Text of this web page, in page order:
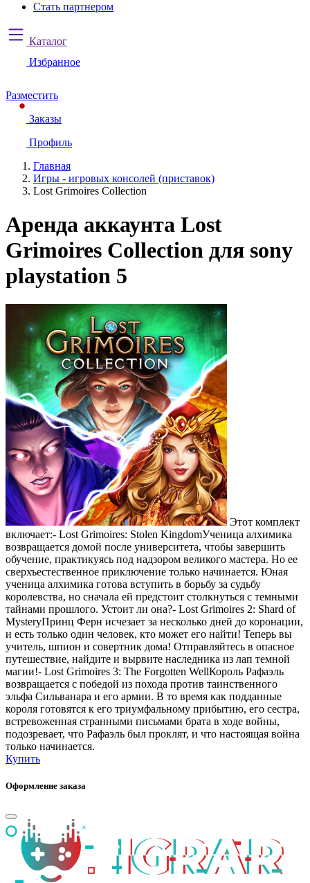
Стать партнером
Каталог
Избранное
Разместить
Заказы
Профиль
Главная
Игры - игровых консолей (приставок)
Lost Grimoires Collection
Аренда аккаунта Lost
Grimoires Collection для sony
playstation 5
Этот комплект
включает:- Lost Grimoires: Stolen KingdomУченица алхимика
возвращается домой после университета, чтобы завершить
обучение, практикуясь под надзором великого мастера. Но ее
сверхъестественное приключение только начинается. Юная
ученица алхимика готова вступить в борьбу за судьбу
королевства, но сначала ей предстоит столкнуться с темными
тайнами прошлого. Устоит ли она?- Lost Grimoires 2: Shard of
MysteryПринц Ферн исчезает за несколько дней до коронации,
и есть только один человек, кто может его найти! Теперь вы
учитель, шпион и совертник дома! Отправляйтесь в опасное
путешествие, найдите и вырвите наследника из лап темной
магии!- Lost Grimoires 3: The Forgotten WellКороль Рафаэль
возвращается с победой из похода против таинственного
эльфа Сильванара и его армии. В то время как подданные
короля готовятся к его триумфальному прибытию, его сестра,
встревоженная странными письмами брата в ходе войны,
подозревает, что Рафаэль был проклят, и что настоящая война
только начинается.
Купить
Оформление заказа